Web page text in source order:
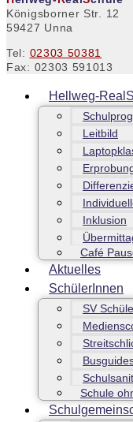
Königsborner Str. 12
59427 Unna
Tel: 02303 50381
Fax: 02303 591013
Hellweg-
Leitbild
Inklusion
Café
Aktuelles
SchülerInnen
SV
Schule